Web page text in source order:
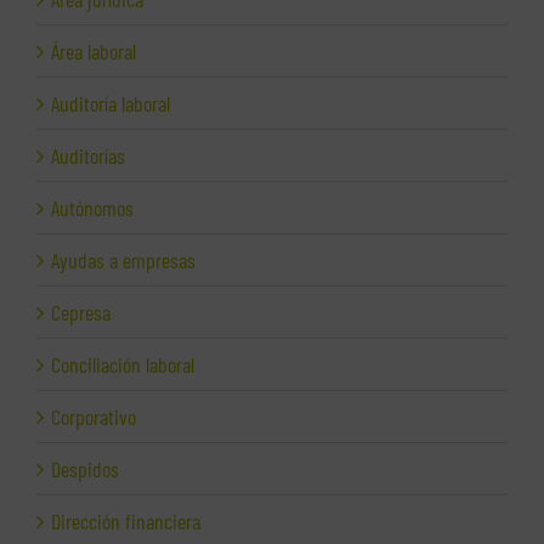
Área laboral
Auditoría laboral
Auditorías
Autónomos
Ayudas a empresas
Cepresa
Conciliación laboral
Corporativo
Despidos
Dirección financiera